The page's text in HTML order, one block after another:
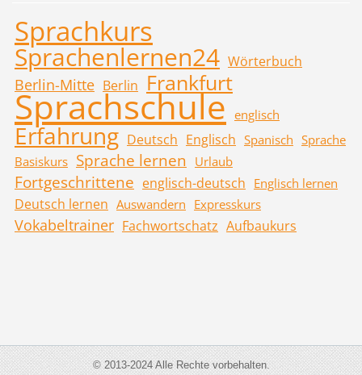
Sprachkurs
Sprachenlernen24 Wörterbuch
Berlin-Mitte Berlin Frankfurt
Sprachschule englisch
Erfahrung Deutsch Englisch Spanisch Sprache
Basiskurs Sprache lernen Urlaub
Fortgeschrittene englisch-deutsch Englisch lernen
Deutsch lernen Auswandern Expresskurs
Vokabeltrainer Fachwortschatz Aufbaukurs
© 2013-2024 Alle Rechte vorbehalten.